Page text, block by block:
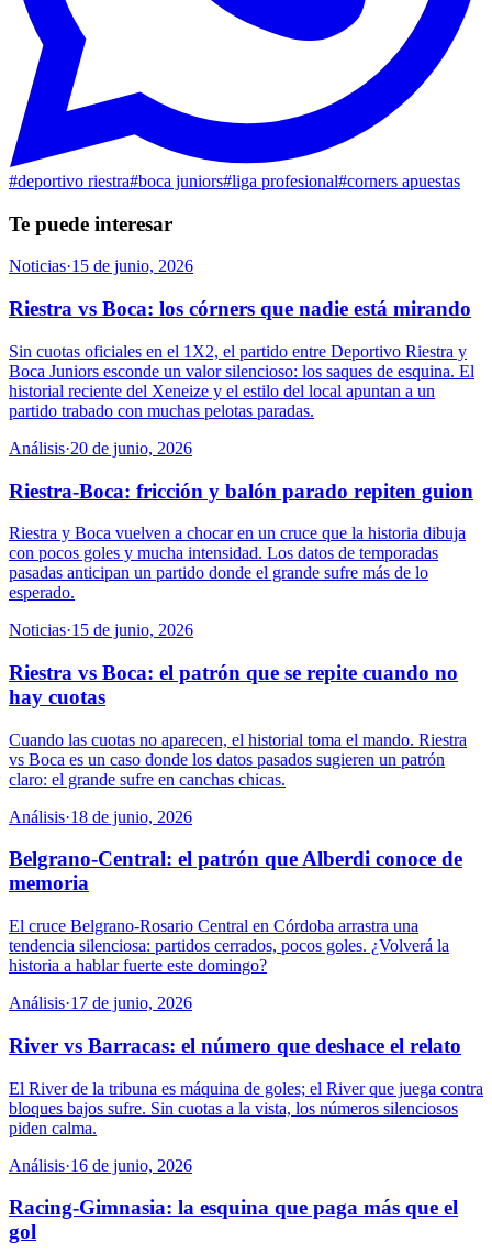
#deportivo riestra#boca juniors#liga profesional#corners apuestas
Te puede interesar
Noticias·15 de junio, 2026
Riestra vs Boca: los córners que nadie está mirando
Sin cuotas oficiales en el 1X2, el partido entre Deportivo Riestra y
Boca Juniors esconde un valor silencioso: los saques de esquina. El
historial reciente del Xeneize y el estilo del local apuntan a un
partido trabado con muchas pelotas paradas.
Análisis·20 de junio, 2026
Riestra-Boca: fricción y balón parado repiten guion
Riestra y Boca vuelven a chocar en un cruce que la historia dibuja
con pocos goles y mucha intensidad. Los datos de temporadas
pasadas anticipan un partido donde el grande sufre más de lo
esperado.
Noticias·15 de junio, 2026
Riestra vs Boca: el patrón que se repite cuando no
hay cuotas
Cuando las cuotas no aparecen, el historial toma el mando. Riestra
vs Boca es un caso donde los datos pasados sugieren un patrón
claro: el grande sufre en canchas chicas.
Análisis·18 de junio, 2026
Belgrano-Central: el patrón que Alberdi conoce de
memoria
El cruce Belgrano-Rosario Central en Córdoba arrastra una
tendencia silenciosa: partidos cerrados, pocos goles. ¿Volverá la
historia a hablar fuerte este domingo?
Análisis·17 de junio, 2026
River vs Barracas: el número que deshace el relato
El River de la tribuna es máquina de goles; el River que juega contra
bloques bajos sufre. Sin cuotas a la vista, los números silenciosos
piden calma.
Análisis·16 de junio, 2026
Racing-Gimnasia: la esquina que paga más que el
gol